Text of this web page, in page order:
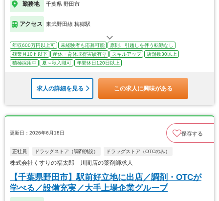
勤務地 千葉県 野田市
アクセス 東武野田線 梅郷駅
年収600万円以上可 未経験者も応募可能
原則、引越しを伴う転勤なし
残業月10ｈ以下
産休・育休取得実績有り スキルアップ
店舗数30以上
積極採用中
夏～秋入職可 年間休日120日以上
求人の詳細を見る この求人に興味がある
更新日：2026年6月18日 保存する
正社員 ドラッグストア（調剤併設） ドラッグストア（OTCのみ）
株式会社くすりの福太郎 川間店の薬剤師求人
【千葉県野田市】駅前好立地に出店／調剤・OTCが
学べる／設備充実／大手上場企業グループ